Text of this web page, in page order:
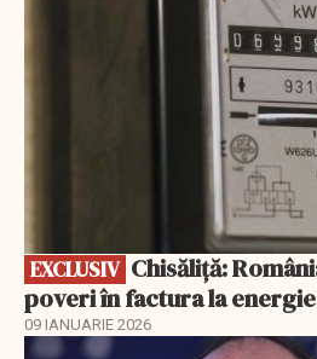
EXCLUSIV
poveri în factura la energie
09 IANUARIE 2026